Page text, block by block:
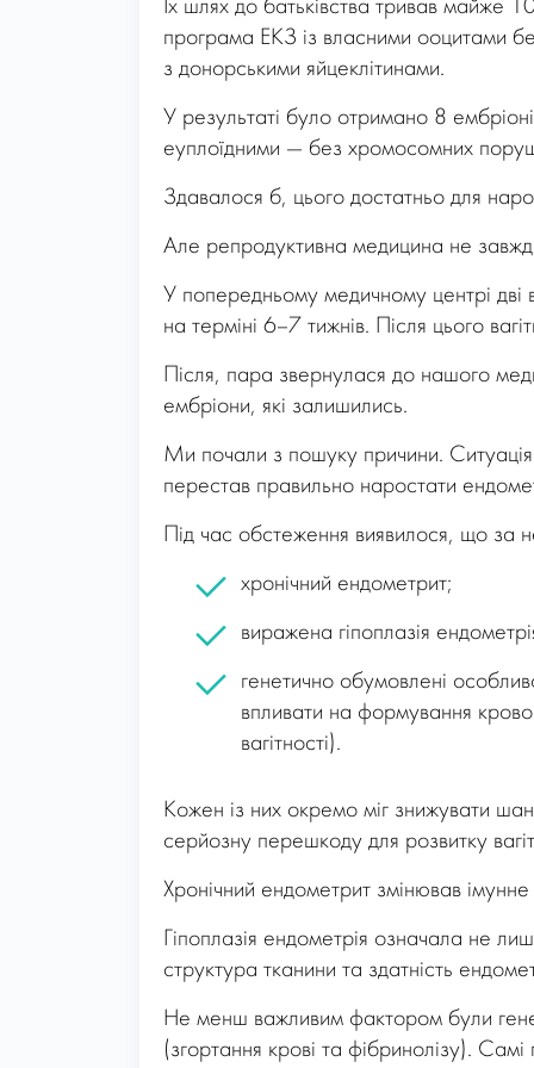
Їх шлях до батьківства тривав майже
програма ЕКЗ із власними ооцитами
з донорськими яйцеклітинами.
У результаті було отримано 8
еуплоїдними — без хромосомних
Здавалося б, цього достатньо для
Але репродуктивна медицина не завжди
У попередньому медичному центрі дві
на терміні 6–7 тижнів. Після цього
Після, пара звернулася до нашого
ембріони, які залишились.
Ми почали з пошуку причини. Ситуація
перестав правильно наростати
Під час обстеження виявилося, що за
хронічний ендометрит;
виражена гіпоплазія
генетично обумовлені
впливати на формування
вагітності).
Кожен із них окремо міг знижувати
серйозну перешкоду для розвитку
Хронічний ендометрит змінював
Гіпоплазія ендометрія означала не
структура тканини та здатність
Не менш важливим фактором були
(згортання крові та фібринолізу).